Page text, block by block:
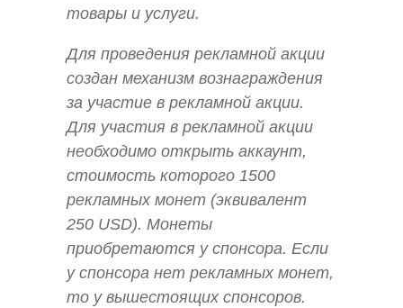
товары и услуги.
Для проведения рекламной акции
создан механизм вознаграждения
за участие в рекламной акции.
Для участия в рекламной акции
необходимо открыть аккаунт,
стоимость которого 1500
рекламных монет (эквивалент
250 USD). Монеты
приобретаются у спонсора. Если
у спонсора нет рекламных монет,
то у вышестоящих спонсоров.